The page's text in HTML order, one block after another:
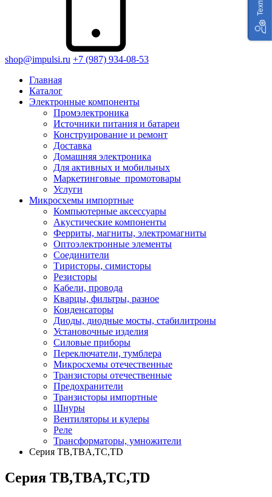
shop@impulsi.ru +7 (987) 934-08-53
Главная
Каталог
Электронные компоненты
Промэлектроника
Источники питания и батареи
Конструирование и ремонт
Доставка
Домашняя электроника
Для активных и мобильных
Маркетинговые_промотовары
Услуги
Микросхемы импортные
Компьютерные аксессуары
Акустические компоненты
Ферриты, магниты, электромагниты
Оптоэлектронные элементы
Соединители
Тиристоры, симисторы
Резисторы
Кабели, провода
Кварцы, фильтры, разное
Конденсаторы
Диоды, диодные мосты, стабилитроны
Установочные изделия
Силовые приборы
Переключатели, тумблера
Микросхемы отечественные
Транзисторы отечественные
Предохранители
Транзисторы импортные
Шнуры
Вентиляторы и кулеры
Реле
Трансформаторы, умножители
Серия TB,TBA,TC,TD
Серия TB,TBA,TC,TD